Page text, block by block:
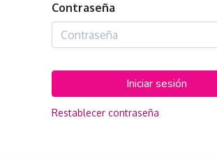
Contraseña
Iniciar sesión
Restablecer contraseña